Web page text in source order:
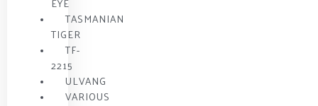
TASMANIAN
TIGER
TF-
2215
ULVANG
VARIOUS